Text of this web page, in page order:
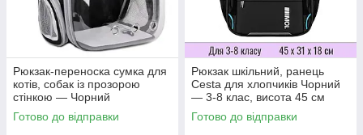
Рюкзак-переноска сумка для
котів, собак із прозорою
стінкою — Чорний
Готово до відправки
Рюкзак шкільний, ранець
Cesta для хлопчиків Чорний
— 3-8 клас, висота 45 см
Готово до відправки